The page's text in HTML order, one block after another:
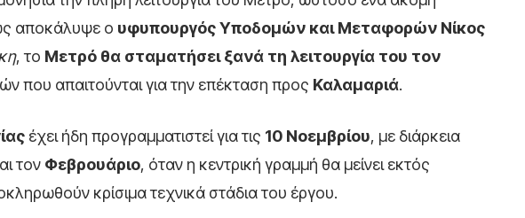
αποκάλυψε ο υφυπουργός Υποδομών και Μεταφορών Νίκος
, το Μετρό θα σταματήσει ξανά τη λειτουργία του τον
που απαιτούνται για την επέκταση προς Καλαμαριά.
έχει ήδη προγραμματιστεί για τις 10 Νοεμβρίου, με διάρκεια
τον Φεβρουάριο, όταν η κεντρική γραμμή θα μείνει εκτός
κρίσιμα τεχνικά στάδια του έργου.